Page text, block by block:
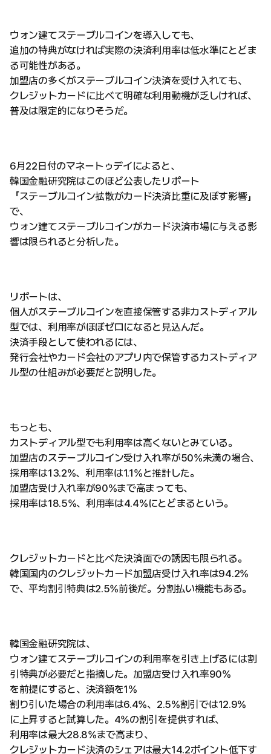
ウォン建てステーブルコインを導入しても、
追加の特典がなければ実際の決済利用率は低水準にとどま
る可能性がある。
加盟店の多くがステーブルコイン決済を受け入れても、
クレジットカードに比べて明確な利用動機が乏しければ、
普及は限定的になりそうだ。
6月22日付のマネートゥデイによると、
韓国金融研究院はこのほど公表したリポート
「ステーブルコイン拡散がカード決済比重に及ぼす影響」
で、
ウォン建てステーブルコインがカード決済市場に与える影
響は限られると分析した。
リポートは、
個人がステーブルコインを直接保管する非カストディアル
型では、利用率がほぼゼロになると見込んだ。
決済手段として使われるには、
発行会社やカード会社のアプリ内で保管するカストディア
ル型の仕組みが必要だと説明した。
もっとも、
カストディアル型でも利用率は高くないとみている。
加盟店のステーブルコイン受け入れ率が50%未満の場合、
採用率は13.2%、利用率は1.1%と推計した。
加盟店受け入れ率が90%まで高まっても、
採用率は18.5%、利用率は4.4%にとどまるという。
クレジットカードと比べた決済面での誘因も限られる。
韓国国内のクレジットカード加盟店受け入れ率は94.2%
で、平均割引特典は2.5%前後だ。分割払い機能もある。
韓国金融研究院は、
ウォン建てステーブルコインの利用率を引き上げるには割
引特典が必要だと指摘した。加盟店受け入れ率90%
を前提にすると、決済額を1%
割り引いた場合の利用率は6.4%、2.5%割引では12.9%
に上昇すると試算した。4%の割引を提供すれば、
利用率は最大28.8%まで高まり、
クレジットカード決済のシェアは最大14.2ポイント低下す